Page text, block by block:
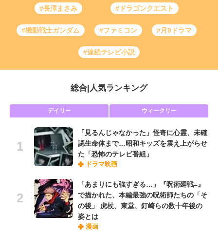
#長澤まさみ #ドラゴンクエスト
#機動戦士ガンダム #ファミコン #月9ドラマ
#連続テレビ小説
総合 人気ランキング
デイリー ウィークリー
「見るんじゃなかった」怪奇に心霊、未確
認生命体まで…昭和キッズを震え上がらせ
た「恐怖のテレビ番組」
ドラマ映画
「あまりにも強すぎる…」『呪術廻戦≡』
で描かれた、本編最強の呪術師たちの「そ
の後」 虎杖、東堂、釘崎らの数十年後の
姿とは
漫画